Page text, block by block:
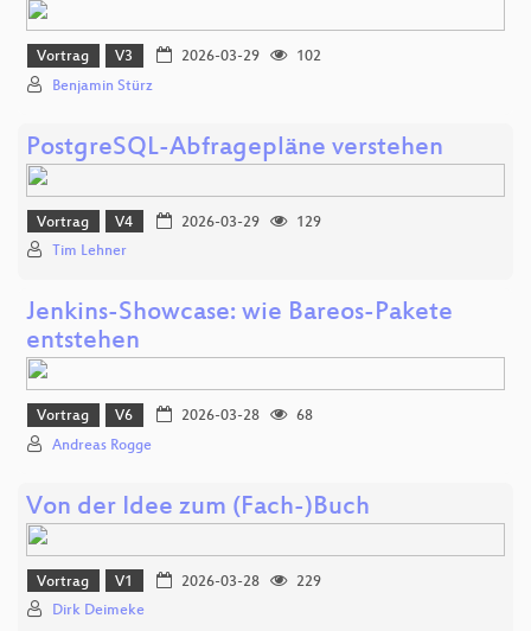
Vortrag V3 2026-03-29
102
Benjamin Stürz
PostgreSQL-Abfragepläne verstehen
Vortrag V4 2026-03-29
129
Tim Lehner
Jenkins-Showcase: wie Bareos-Pakete
entstehen
Vortrag V6 2026-03-28
68
Andreas Rogge
Von der Idee zum (Fach-)Buch
Vortrag V1 2026-03-28
229
Dirk Deimeke